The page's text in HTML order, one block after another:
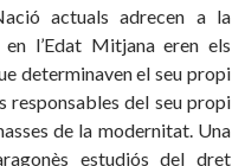
actuals adrecen a la
l’Edat Mitjana eren els
determinaven el seu propi
responsables del seu propi
de la modernitat. Una
estudiós del dret